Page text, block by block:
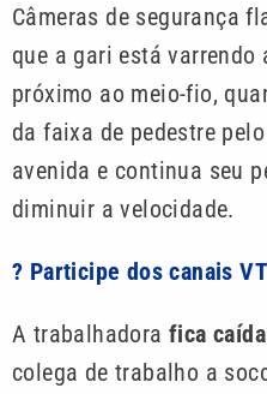
Câmeras de segurança
que a gari está
próximo ao meio-fio,
da faixa de pedestre
avenida e continua seu
diminuir a velocidade.
? Participe dos canais
A trabalhadora fica
colega de trabalho a